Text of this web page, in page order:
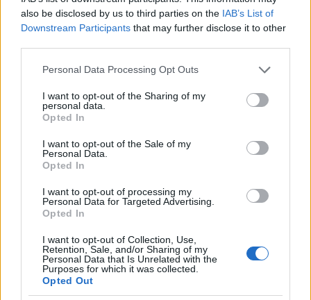
also be disclosed by us to third parties on the IAB’s List of
Downstream Participants that may further disclose it to other
Please note that this website/app uses one or more Google
not limited to your visit or usage behaviour. You may click to
grant or deny consent to Google and its third-party tags to
use your data for below specified purposes in below Google
consent section.
Personal Data Processing Opt Outs
I want to opt-out of the Sharing of my
personal data.
Opted In
I want to opt-out of the Sale of my
Personal Data.
Opted In
I want to opt-out of processing my
Personal Data for Targeted Advertising.
Opted In
I want to opt-out of Collection, Use,
Retention, Sale, and/or Sharing of my
Personal Data that Is Unrelated with the
Purposes for which it was collected.
Opted Out
A hatvanas évek legkeményebb
zenekara – Liversing
beatkorSzaki • 2018. június 17.
Szabó Lajos, Balla Lajos, Varga László, Pataki László,
Szendrődi Zsolt A Liversing a magyar beatkorszak